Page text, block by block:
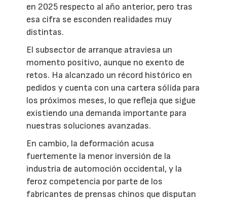
en 2025 respecto al año anterior, pero tras
esa cifra se esconden realidades muy
distintas.
El subsector de arranque atraviesa un
momento positivo, aunque no exento de
retos. Ha alcanzado un récord histórico en
pedidos y cuenta con una cartera sólida para
los próximos meses, lo que refleja que sigue
existiendo una demanda importante para
nuestras soluciones avanzadas.
En cambio, la deformación acusa
fuertemente la menor inversión de la
industria de automoción occidental, y la
feroz competencia por parte de los
fabricantes de prensas chinos que disputan